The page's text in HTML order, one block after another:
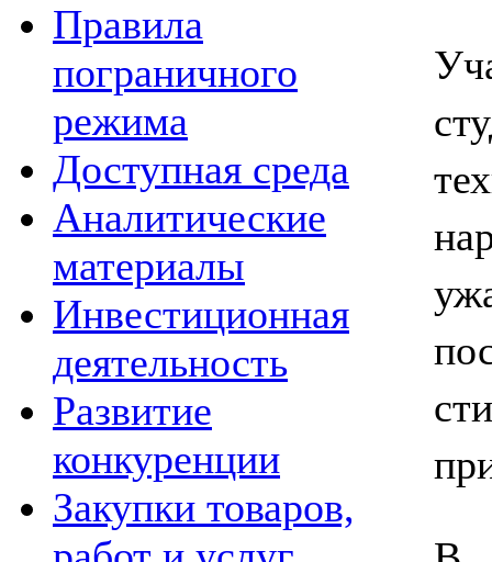
Правила
пограничного
режима
Доступная среда
Аналитические
материалы
Инвестиционная
деятельность
Развитие
конкуренции
Закупки товаров,